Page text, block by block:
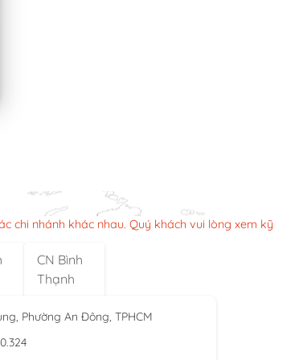
chi nhánh khác nhau. Quý khách vui lòng xem kỹ
CN Bình
Thạnh
Phường An Đông, TPHCM